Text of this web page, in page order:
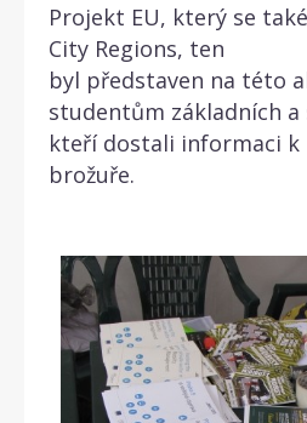
Projekt EU, který se
City Regions, ten
byl představen na této
studentům základních
kteří dostali informaci
brožuře.